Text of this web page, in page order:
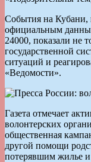
События на Кубани,
официальным
24000, показали не
государственной
ситуаций и
«Ведомости».
Газета отмечает
волонтерских
общественная
другой помощи
потерявшим жилье